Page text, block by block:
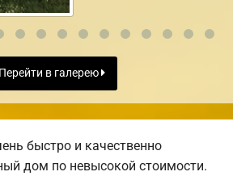
Перейти в галерею
быстро и качественно
дом по невысокой стоимости.